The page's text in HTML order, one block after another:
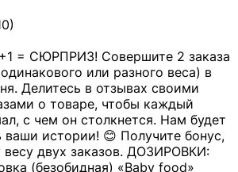
= СЮРПРИЗ! Совершите 2 заказа
или разного веса) в
Делитесь в отзывах своими
о товаре, чтобы каждый
с чем он столкнется. Нам будет
ваши истории! 😊 Получите бонус,
весу двух заказов. ДОЗИРОВКИ:
(безобидная) «Baby food»